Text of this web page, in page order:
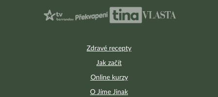
Zdravé recepty
Jak začít
Online kurzy
O Jíme Jinak